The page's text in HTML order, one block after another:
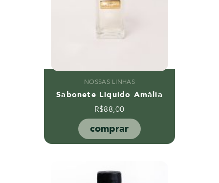
NOSSAS LINHAS
Sabonete Líquido Amália
R$88,00
comprar